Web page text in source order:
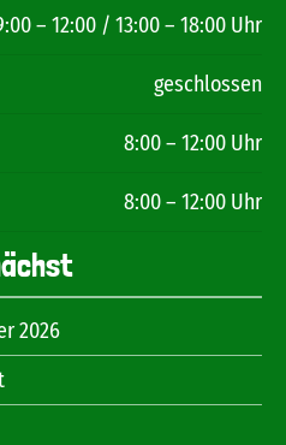
– 12:00 / 13:00 – 18:00 Uhr
geschlossen
8:00 – 12:00 Uhr
8:00 – 12:00 Uhr
2026